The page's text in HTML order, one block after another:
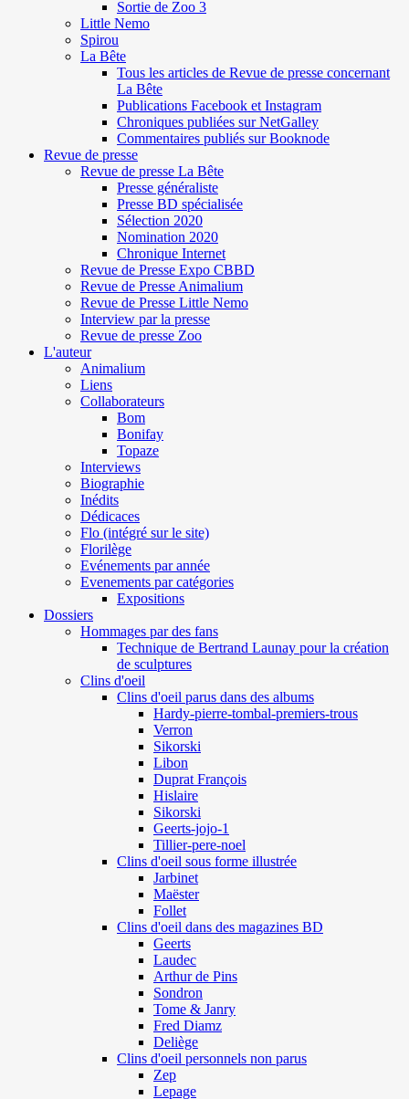
Sortie de Zoo 3
Little Nemo
Spirou
La Bête
Tous les articles de Revue de presse concernant
La Bête
Publications Facebook et Instagram
Chroniques publiées sur NetGalley
Commentaires publiés sur Booknode
Revue de presse
Revue de presse La Bête
Presse généraliste
Presse BD spécialisée
Sélection 2020
Nomination 2020
Chronique Internet
Revue de Presse Expo CBBD
Revue de Presse Animalium
Revue de Presse Little Nemo
Interview par la presse
Revue de presse Zoo
L'auteur
Animalium
Liens
Collaborateurs
Bom
Bonifay
Topaze
Interviews
Biographie
Inédits
Dédicaces
Flo (intégré sur le site)
Florilège
Evénements par année
Evenements par catégories
Expositions
Dossiers
Hommages par des fans
Technique de Bertrand Launay pour la création
de sculptures
Clins d'oeil
Clins d'oeil parus dans des albums
Hardy-pierre-tombal-premiers-trous
Verron
Sikorski
Libon
Duprat François
Hislaire
Sikorski
Geerts-jojo-1
Tillier-pere-noel
Clins d'oeil sous forme illustrée
Jarbinet
Maëster
Follet
Clins d'oeil dans des magazines BD
Geerts
Laudec
Arthur de Pins
Sondron
Tome & Janry
Fred Diamz
Deliège
Clins d'oeil personnels non parus
Zep
Lepage